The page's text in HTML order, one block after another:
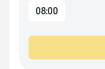
08:00